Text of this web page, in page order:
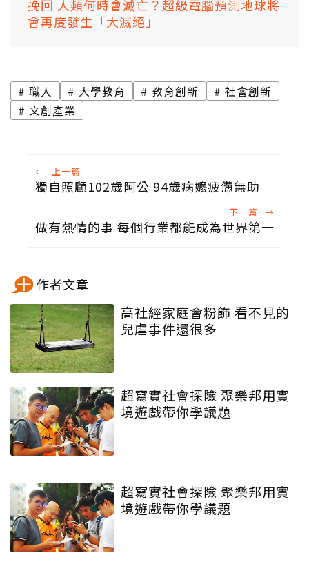
挽回 人類何時會滅亡？超級電腦預測地球將
會再度發生「大滅絕」
職人 大學教育 教育創新
社會創新
文創產業
← 上一篇
獨自照顧102歲阿公 94歲病嬤疲憊無助
下一篇 →
做有熱情的事 每個行業都能成為世界第一
作者文章
高社經家庭會粉飾 看不見的
兒虐事件還很多
超寫實社會探險 聚樂邦用實
境遊戲帶你學議題
超寫實社會探險 聚樂邦用實
境遊戲帶你學議題